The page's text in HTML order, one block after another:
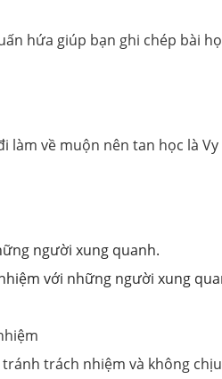
hứa giúp bạn ghi chép bài
làm về muộn nên tan học là
người xung quanh.
với những người xung
trách nhiệm và không